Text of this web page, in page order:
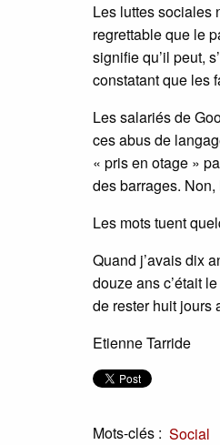
Les luttes sociales
regrettable que le
signifie qu’il peut,
constatant que les
Les salariés de
ces abus de
« pris en otage »
des barrages.
Les mots tuent
Quand j’avais dix
douze ans c’était
de rester huit jours
Etienne Tarride
Mots-clés : Social